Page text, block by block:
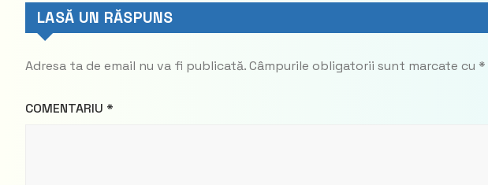
LASĂ UN RĂSPUNS
Adresa ta de email nu va fi publicată.Câmpurile obligatorii sunt marcate cu *
COMENTARIU *